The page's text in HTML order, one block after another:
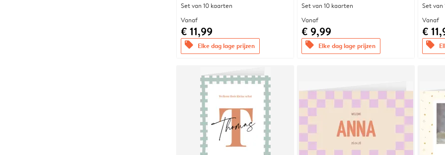
Set van 10 kaarten
Vanaf
€ 11,99
offers Elke dag lage prijzen
Set van 10 kaarten
Vanaf
€ 9,99
offers Elke dag lage prijzen
Set van
Vanaf
€
offers